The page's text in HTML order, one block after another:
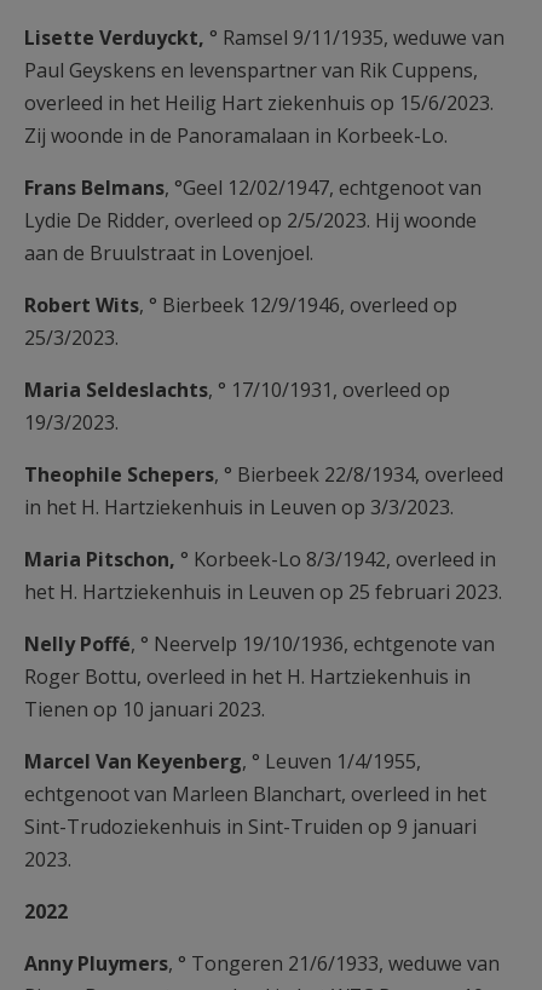
Lisette Verduyckt, ° Ramsel 9/11/1935, weduwe van
Paul Geyskens en levenspartner van Rik Cuppens,
overleed in het Heilig Hart ziekenhuis op 15/6/2023.
Zij woonde in de Panoramalaan in Korbeek-Lo.
Frans Belmans, °Geel 12/02/1947, echtgenoot van
Lydie De Ridder, overleed op 2/5/2023. Hij woonde
aan de Bruulstraat in Lovenjoel.
Robert Wits, ° Bierbeek 12/9/1946, overleed op
25/3/2023.
Maria Seldeslachts, ° 17/10/1931, overleed op
19/3/2023.
Theophile Schepers, ° Bierbeek 22/8/1934, overleed
in het H. Hartziekenhuis in Leuven op 3/3/2023.
Maria Pitschon, ° Korbeek-Lo 8/3/1942, overleed in
het H. Hartziekenhuis in Leuven op 25 februari 2023.
Nelly Poffé, ° Neervelp 19/10/1936, echtgenote van
Roger Bottu, overleed in het H. Hartziekenhuis in
Tienen op 10 januari 2023.
Marcel Van Keyenberg, ° Leuven 1/4/1955,
echtgenoot van Marleen Blanchart, overleed in het
Sint-Trudoziekenhuis in Sint-Truiden op 9 januari
2023.
2022
Anny Pluymers, ° Tongeren 21/6/1933, weduwe van